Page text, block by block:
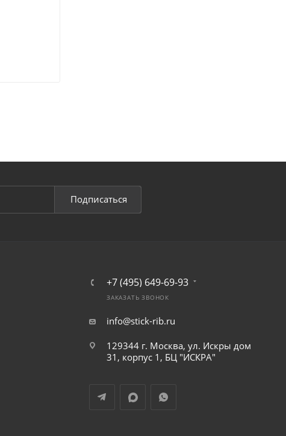
Подписаться
+7 (495) 649-69-93
ЗАКАЗАТЬ ЗВОНОК
info@stick-rib.ru
129344 г. Москва, ул. Искры дом
31, корпус 1, БЦ "ИСКРА"